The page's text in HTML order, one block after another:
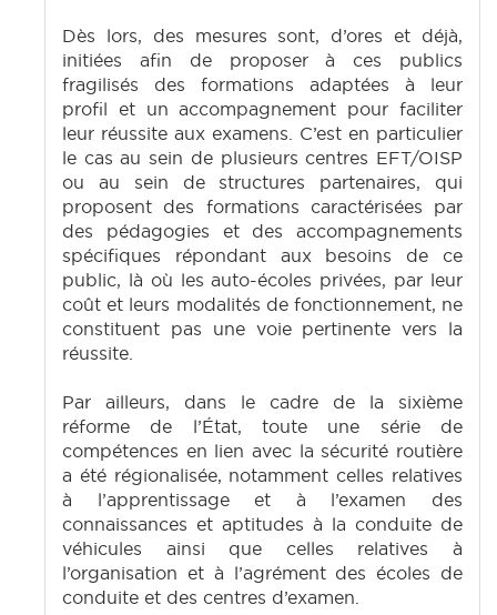
Dès lors, des mesures sont, d’ores et déjà,
initiées afin de proposer à ces publics
fragilisés des formations adaptées à leur
profil et un accompagnement pour faciliter
leur réussite aux examens. C’est en particulier
le cas au sein de plusieurs centres EFT/OISP
ou au sein de structures partenaires, qui
proposent des formations caractérisées par
des pédagogies et des accompagnements
spécifiques répondant aux besoins de ce
public, là où les auto-écoles privées, par leur
coût et leurs modalités de fonctionnement, ne
constituent pas une voie pertinente vers la
réussite.
Par ailleurs, dans le cadre de la sixième
réforme de l’État, toute une série de
compétences en lien avec la sécurité routière
a été régionalisée, notamment celles relatives
à l’apprentissage et à l’examen des
connaissances et aptitudes à la conduite de
véhicules ainsi que celles relatives à
l’organisation et à l’agrément des écoles de
conduite et des centres d’examen.